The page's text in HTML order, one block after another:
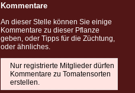
Kommentare
An dieser Stelle können Sie einige
Kommentare zu dieser Pflanze
geben, oder Tipps für die Züchtung,
oder ähnliches.
Nur registrierte Mitglieder dürfen
Kommentare zu Tomatensorten
erstellen.